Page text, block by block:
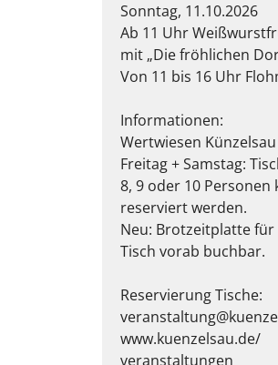
Sonntag, 11.10.2026
Ab 11 Uhr
mit „Die fröhlichen
Von 11 bis 16 Uhr
Informationen:
Wertwiesen Künzelsau
Freitag + Samstag:
8, 9 oder 10 Personen
reserviert werden.
Neu: Brotzeitplatte für
Tisch vorab buchbar.
Reservierung Tische:
www.kuenzelsau.de/
veranstaltungen